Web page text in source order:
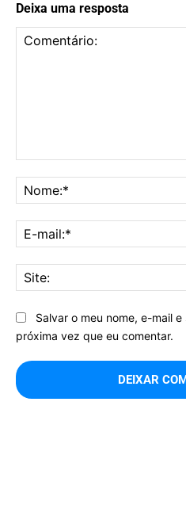
Deixa uma resposta
Salvar o meu nome, e-mail
próxima vez que eu comentar.